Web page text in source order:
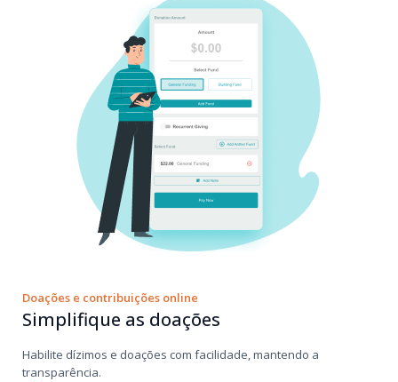
Doações e contribuições online
Simplifique as doações
Habilite dízimos e doações com facilidade, mantendo a
transparência.